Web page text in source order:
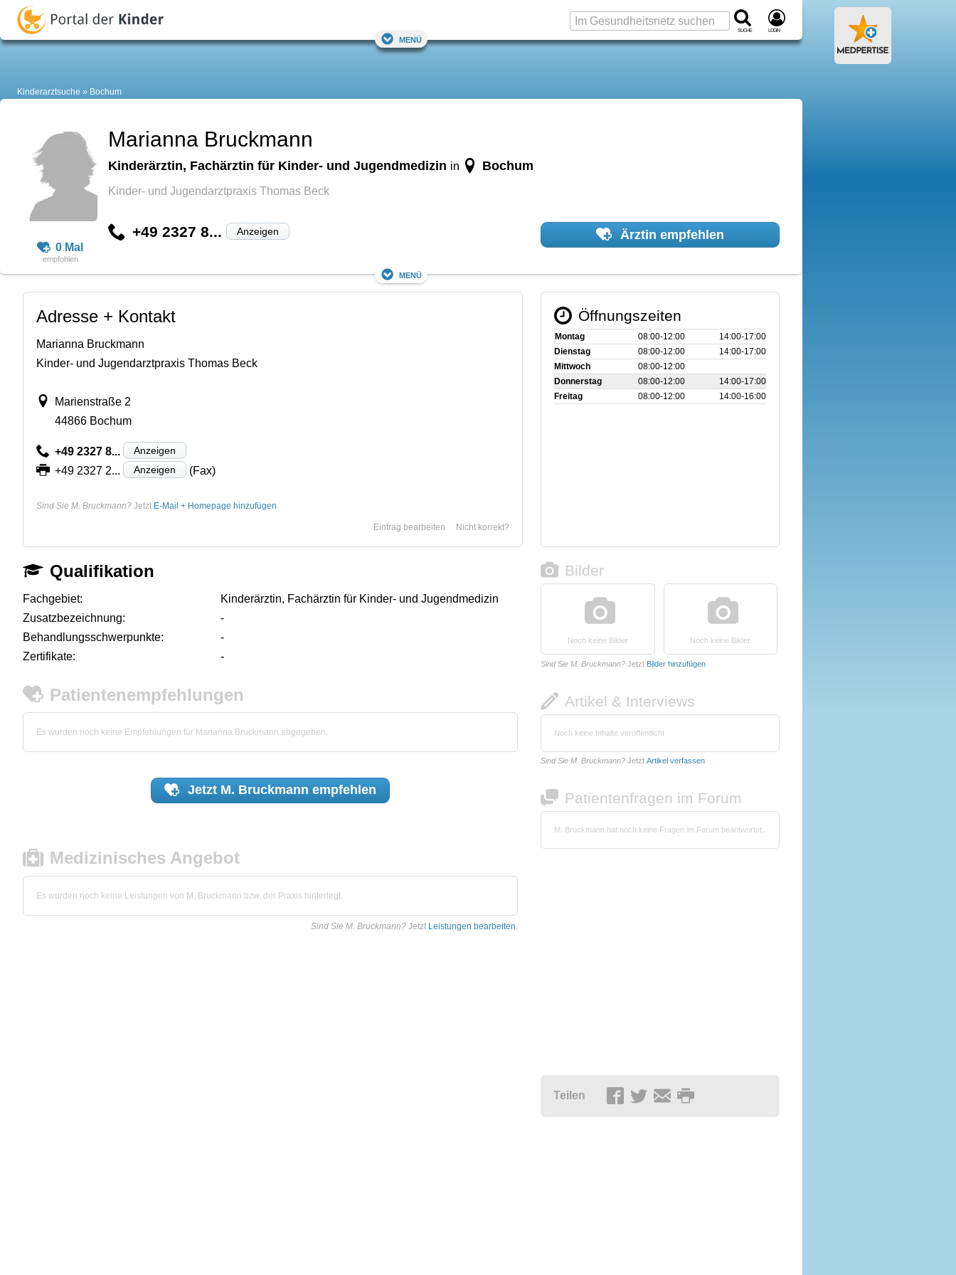
Suche Login
Menü
Kinderarztsuche Bochum
0 Mal
Marianna Bruckmann
Kinderärztin, Fachärztin für Kinder- und Jugendmedizin in Bochum
Kinder- und Jugendarztpraxis Thomas Beck
+49 2327 8... Anzeigen Ärztin empfehlen
Menü
Adresse + Kontakt
Marianna Bruckmann
Kinder- und Jugendarztpraxis Thomas Beck
Marienstraße 2
44866 Bochum
+49 2327 8... Anzeigen
+49 2327 2... Anzeigen (Fax)
Sind Sie M. Bruckmann? Jetzt E-Mail + Homepage hinzufügen
Nicht korrekt?
Eintrag bearbeiten
Öffnungszeiten
Montag 08:00‑12:00
14:00‑17:00
Dienstag
08:00‑12:00
14:00‑17:00
Mittwoch
08:00‑12:00
Donnerstag
08:00‑12:00
14:00‑17:00
Freitag
08:00‑12:00 14:00‑16:00
Qualifikation
Fachgebiet:
Kinderärztin, Fachärztin für Kinder- und Jugendmedizin
Zusatzbezeichnung:
-
Behandlungsschwerpunkte:
-
Zertifikate:
-
Patientenempfehlungen
Es wurden noch keine Empfehlungen für Marianna Bruckmann abgegeben.
Jetzt M. Bruckmann empfehlen
Medizinisches Angebot
Es wurden noch keine Leistungen von M. Bruckmann bzw. der Praxis hinterlegt.
Sind Sie M. Bruckmann? Jetzt Leistungen bearbeiten.
Bilder
Noch keine Bilder Noch keine Bilder
Sind Sie M. Bruckmann? Jetzt Bilder hinzufügen
Artikel & Interviews
Noch keine Inhalte veröffentlicht
Sind Sie M. Bruckmann? Jetzt Artikel verfassen
Patientenfragen im Forum
M. Bruckmann hat noch keine Fragen im Forum beantwortet.
Teilen